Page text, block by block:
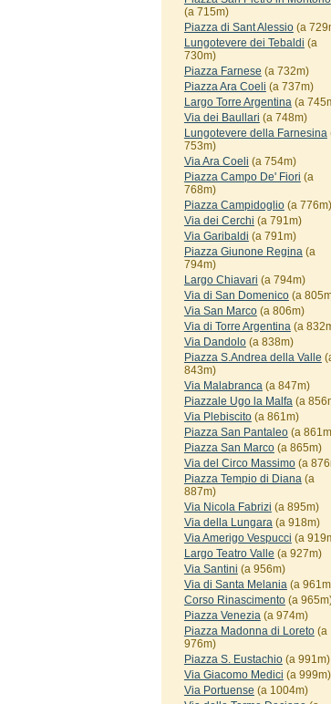
(a 715m)
Piazza di Sant Alessio(a
Lungotevere dei Tebaldi (a
730m)
Piazza Farnese (a 732m)
Piazza Ara Coeli (a 737m)
Largo Torre Argentina(a
Via dei Baullari (a 748m)
Lungotevere della Farnesina
753m)
Via Ara Coeli (a 754m)
Piazza Campo De' Fiori (a
768m)
Piazza Campidoglio(a 776m)
Via dei Cerchi (a 791m)
Via Garibaldi (a 791m)
Piazza Giunone Regina(a
794m)
Largo Chiavari (a 794m)
Via di San Domenico(a
Via San Marco(a 806m)
Via di Torre Argentina(a
Via Dandolo(a 838m)
Piazza S.Andrea della Valle
843m)
Via Malabranca(a 847m)
Piazzale Ugo la Malfa(a
Via Plebiscito(a 861m)
Piazza San Pantaleo(a
Piazza San Marco(a 865m)
Via del Circo Massimo(a
Piazza Tempio di Diana(a
887m)
Via Nicola Fabrizi (a 895m)
Via della Lungara(a 918m)
Via Amerigo Vespucci (a
Largo Teatro Valle (a 927m)
Via Santini (a 956m)
Via di Santa Melania(a
Corso Rinascimento(a
Piazza Venezia(a 974m)
Piazza Madonna di Loreto(a
976m)
Piazza S. Eustachio(a 991m)
Via Giacomo Medici (a 999m)
Via Portuense (a 1004m)